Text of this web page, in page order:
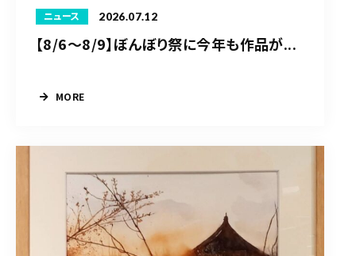
ニュース 2026.07.12
【8/6〜8/9】ぼんぼり祭に今年も作品が...
MORE